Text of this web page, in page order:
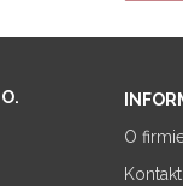
O
Kontakt